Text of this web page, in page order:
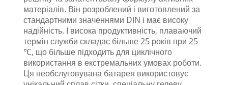
матеріалів. Він розроблений і виготовлений за
стандартними значеннями DIN і має високу
надійність. І висока продуктивність, плаваючий
термін служби складає більше 25 років при 25
℃, що більше підходить для циклічного
використання в екстремальних умовах роботи.
Ця необслуговувана батарея використовує